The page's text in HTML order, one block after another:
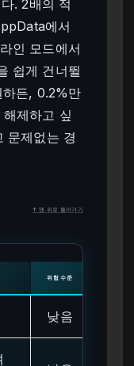
. 2배의 적
에서
인 모드에서
쉽게 건너뛸
하든, 0.2%만
제하고 싶
문제없는 경
↑ 맨 위로 돌아가기
위험 수준
낮음